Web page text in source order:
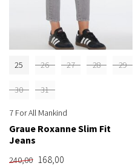
25 26 27 28 29
30 31
7 For All Mankind
Graue Roxanne Slim Fit
Jeans
240,00 168,00